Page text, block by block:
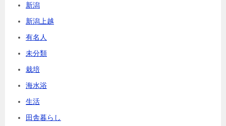
新潟
新潟上越
有名人
未分類
栽培
海水浴
生活
田舎暮らし